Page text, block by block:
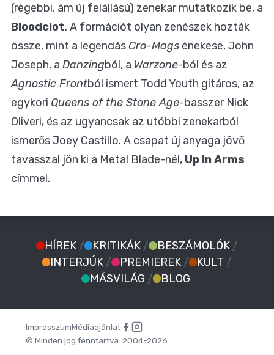
(régebbi, ám új felállású) zenekar mutatkozik be, a
Bloodclot. A formációt olyan zenészek hozták
össze, mint a legendás Cro-Mags énekese, John
Joseph, a Danzingból, a Warzone-ból és az
Agnostic Frontból ismert Todd Youth gitáros, az
egykori Queens of the Stone Age-basszer Nick
Oliveri, és az ugyancsak az utóbbi zenekarból
ismerős Joey Castillo. A csapat új anyaga jövő
tavasszal jön ki a Metal Blade-nél, Up In Arms
címmel.
HÍREK / KRITIKÁK / BESZÁMOLÓK /
INTERJÚK / PREMIEREK / KULT /
MÁSVILÁG / BLOG
ImpresszumMédiaajánlat
© Minden jog fenntartva. 2004-2026